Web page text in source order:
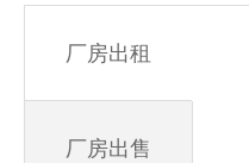
厂房出租
厂房出售